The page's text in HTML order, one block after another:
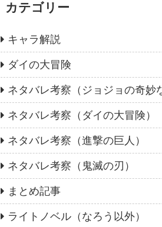
カテゴリー
キャラ解説
ダイの大冒険
ネタバレ考察（ジョジョの奇妙
ネタバレ考察（ダイの大冒険）
ネタバレ考察（進撃の巨人）
ネタバレ考察（鬼滅の刃）
まとめ記事
ライトノベル（なろう以外）